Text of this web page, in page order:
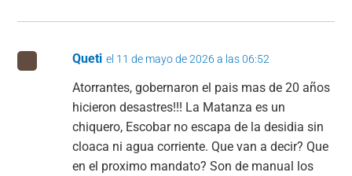
Queti el 11 de mayo de 2026 a las 06:52
Atorrantes, gobernaron el pais mas de 20 años
hicieron desastres!!! La Matanza es un
chiquero, Escobar no escapa de la desidia sin
cloaca ni agua corriente. Que van a decir? Que
en el proximo mandato? Son de manual los